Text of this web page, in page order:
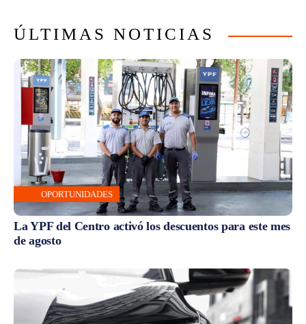
ÚLTIMAS NOTICIAS
OPORTUNIDADES
La YPF del Centro activó los descuentos para este mes
de agosto